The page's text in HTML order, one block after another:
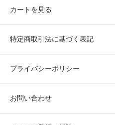
カートを見る
特定商取引法に基づく表記
プライバシーポリシー
お問い合わせ